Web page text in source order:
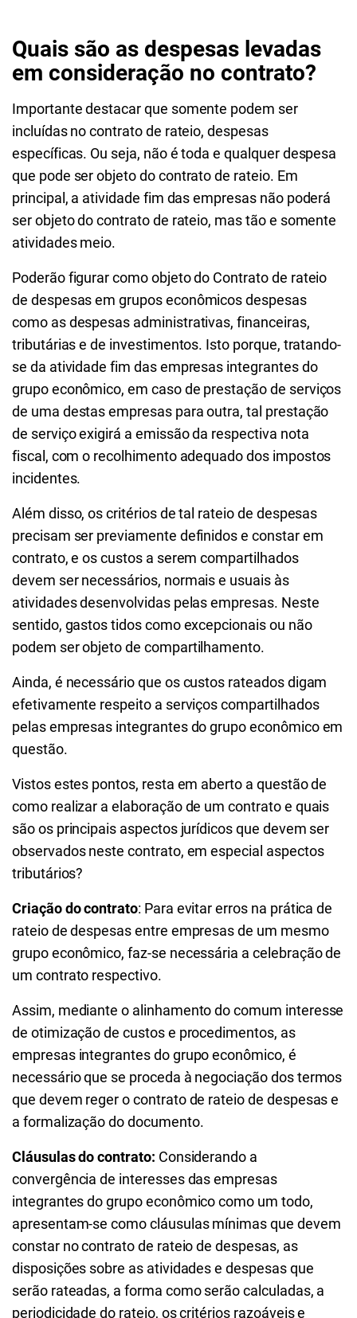
Quais são as despesas levadas
em consideração no contrato?
Importante destacar que somente podem ser
incluídas no contrato de rateio, despesas
específicas. Ou seja, não é toda e qualquer despesa
que pode ser objeto do contrato de rateio. Em
principal, a atividade fim das empresas não poderá
ser objeto do contrato de rateio, mas tão e somente
atividades meio.
Poderão figurar como objeto do Contrato de rateio
de despesas em grupos econômicos despesas
como as despesas administrativas, financeiras,
tributárias e de investimentos. Isto porque, tratando-
se da atividade fim das empresas integrantes do
grupo econômico, em caso de prestação de serviços
de uma destas empresas para outra, tal prestação
de serviço exigirá a emissão da respectiva nota
fiscal, com o recolhimento adequado dos impostos
incidentes.
Além disso, os critérios de tal rateio de despesas
precisam ser previamente definidos e constar em
contrato, e os custos a serem compartilhados
devem ser necessários, normais e usuais às
atividades desenvolvidas pelas empresas. Neste
sentido, gastos tidos como excepcionais ou não
podem ser objeto de compartilhamento.
Ainda, é necessário que os custos rateados digam
efetivamente respeito a serviços compartilhados
pelas empresas integrantes do grupo econômico em
questão.
Vistos estes pontos, resta em aberto a questão de
como realizar a elaboração de um contrato e quais
são os principais aspectos jurídicos que devem ser
observados neste contrato, em especial aspectos
tributários?
Criação do contrato: Para evitar erros na prática de
rateio de despesas entre empresas de um mesmo
grupo econômico, faz-se necessária a celebração de
um contrato respectivo.
Assim, mediante o alinhamento do comum interesse
de otimização de custos e procedimentos, as
empresas integrantes do grupo econômico, é
necessário que se proceda à negociação dos termos
que devem reger o contrato de rateio de despesas e
a formalização do documento.
Cláusulas do contrato: Considerando a
convergência de interesses das empresas
integrantes do grupo econômico como um todo,
apresentam-se como cláusulas mínimas que devem
constar no contrato de rateio de despesas, as
disposições sobre as atividades e despesas que
serão rateadas, a forma como serão calculadas, a
periodicidade do rateio, os critérios razoáveis e